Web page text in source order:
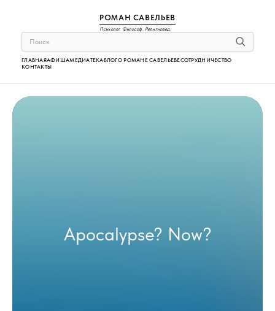
РОМАН САВЕЛЬЕВ
Психолог. Философ. Религиовед.
ГЛАВНАЯАФИШАМЕДИАТЕКАБЛОГО РОМАНЕ САВЕЛЬЕВЕСОТРУДНИЧЕСТВО
КОНТАКТЫ
Apocalypse? Now?